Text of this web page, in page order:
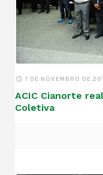
1 DE NOVEMBRO DE
ACIC Cianorte
Coletiva